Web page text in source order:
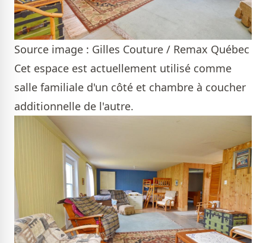
Source image : Gilles Couture / Remax Québec
Cet espace est actuellement utilisé comme
salle familiale d'un côté et chambre à coucher
additionnelle de l'autre.